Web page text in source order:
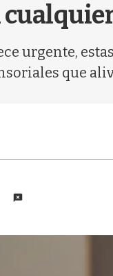
urgente,
que